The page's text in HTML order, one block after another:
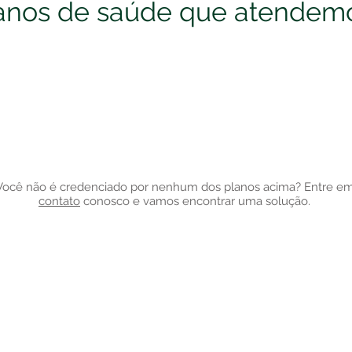
de saúde que
não é credenciado por nenhum dos planos acima? Entre
contato conosco e vamos encontrar uma solução.